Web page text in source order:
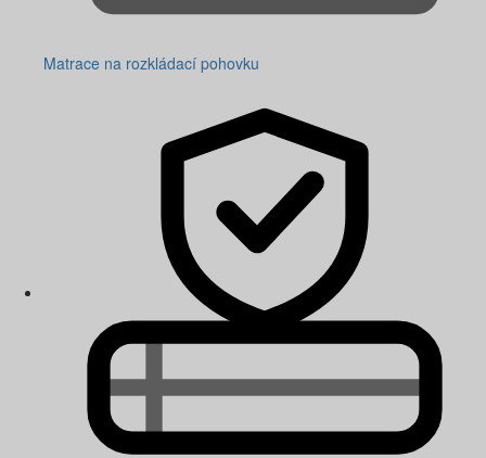
Matrace na rozkládací pohovku